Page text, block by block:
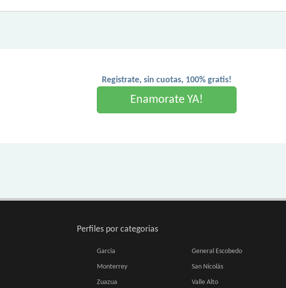
Registrate, sin cuotas, 100% gratis!
Enamorate YA!
Perfiles por categorias
Garcia General Escobedo
Monterrey San Nicolás
Zuazua Valle Alto